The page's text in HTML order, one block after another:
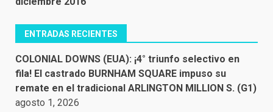
ENTRADAS RECIENTES
COLONIAL DOWNS (EUA): ¡4° triunfo selectivo en
fila! El castrado BURNHAM SQUARE impuso su
remate en el tradicional ARLINGTON MILLION S. (G1)
agosto 1, 2026